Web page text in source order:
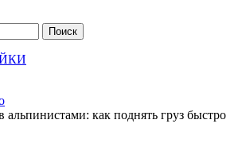
альпинистами: как поднять груз быстро